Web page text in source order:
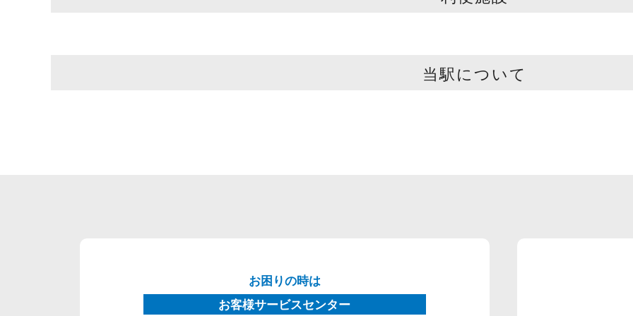
当駅について
お困りの時は
お客様サービスセンター